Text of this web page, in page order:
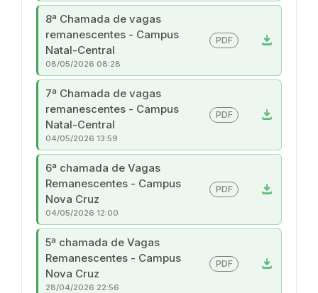
8ª Chamada de vagas
remanescentes - Campus
Natal-Central
download
PDF
08/05/2026 08:28
7ª Chamada de vagas
remanescentes - Campus
Natal-Central
download
PDF
04/05/2026 13:59
6ª chamada de Vagas
Remanescentes - Campus
Nova Cruz
download
PDF
04/05/2026 12:00
5ª chamada de Vagas
Remanescentes - Campus
Nova Cruz
download
PDF
28/04/2026 22:56